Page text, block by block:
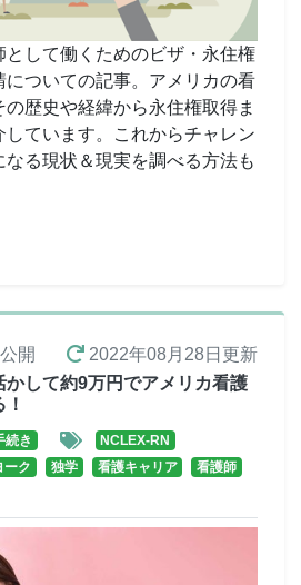
として働くためのビザ・永住権
についての記事。アメリカの看
歴史や経緯から永住権取得ま
しています。これからチャレン
なる現状＆現実を調べる方法も
公開 2022年08月28日 更新
かして約9万円でアメリカ看護
続き
NCLEX-RN
ーク 独学 看護キャリア
看護師